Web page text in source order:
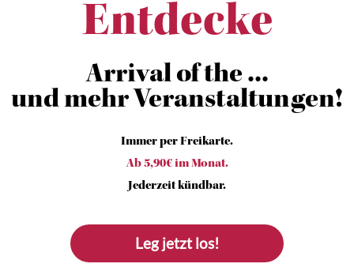
Entdecke
Arrival of the ...
und mehr Veranstaltungen!
Immer per Freikarte.
Ab 5,90€ im Monat.
Jederzeit kündbar.
Leg jetzt los!